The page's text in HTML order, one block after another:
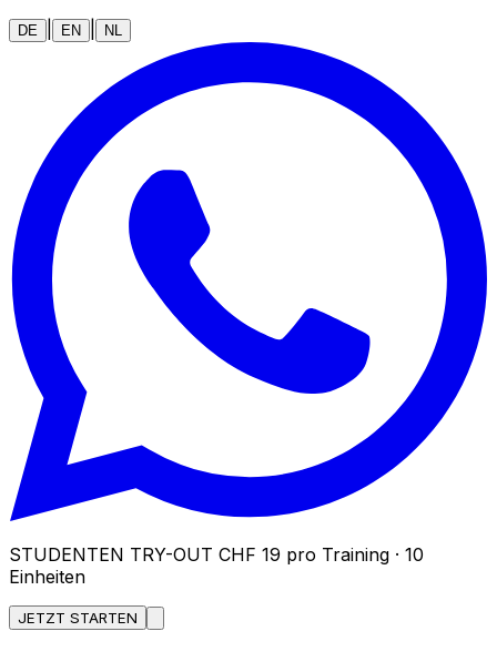
DE EN NL
STUDENTEN TRY-OUT CHF 19 pro Training · 10
Einheiten
JETZT STARTEN